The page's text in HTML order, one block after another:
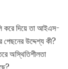
করে দিয়ে তা আইএস-
উদ্দেশ্য কী?
অস্থিতিশীলতা